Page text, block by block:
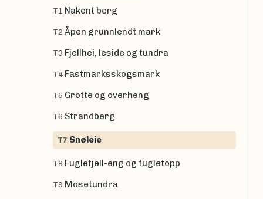
T1 Nakent berg
T2 Åpen grunnlendt mark
T3 Fjellhei, leside og tundra
T4 Fastmarksskogsmark
T5 Grotte og overheng
T6 Strandberg
T7 Snøleie
T8 Fuglefjell-eng og fugletopp
T9 Mosetundra